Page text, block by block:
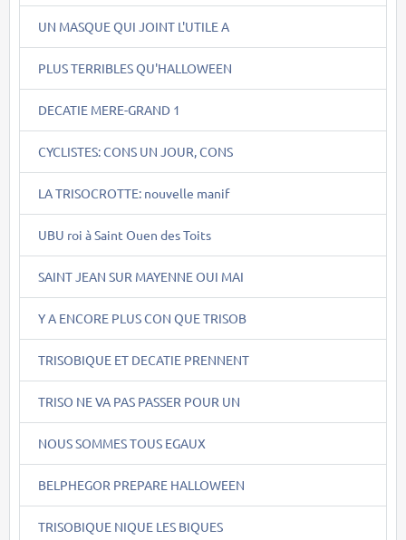
UN MASQUE QUI JOINT L'UTILE A
PLUS TERRIBLES QU'HALLOWEEN
DECATIE MERE-GRAND 1
CYCLISTES: CONS UN JOUR, CONS
LA TRISOCROTTE: nouvelle manif
UBU roi à Saint Ouen des Toits
SAINT JEAN SUR MAYENNE OUI MAI
Y A ENCORE PLUS CON QUE TRISOB
TRISOBIQUE ET DECATIE PRENNENT
TRISO NE VA PAS PASSER POUR UN
NOUS SOMMES TOUS EGAUX
BELPHEGOR PREPARE HALLOWEEN
TRISOBIQUE NIQUE LES BIQUES